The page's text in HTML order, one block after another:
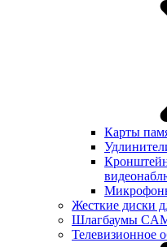
Карты
Жесткие диски
Шлагбаумы
Телевизионное